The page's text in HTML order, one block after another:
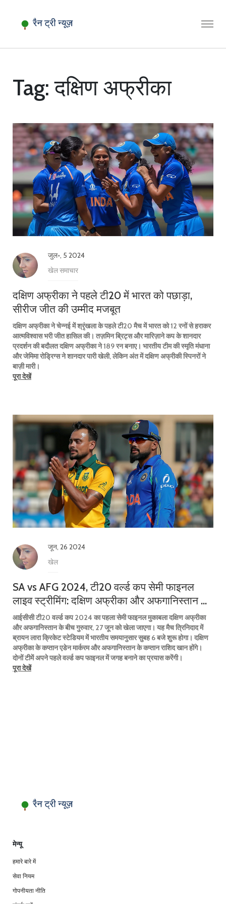
Tag: दक्षिण अफ्रीका
जुल॰, 5 2024
खेल समाचार
दक्षिण अफ्रीका ने पहले टी20 में भारत को पछाड़ा,
सीरीज जीत की उम्मीद मजबूत
दक्षिण अफ्रीका ने चेन्नई में श्रृंखला के पहले टी20 मैच में भारत को 12 रनों से हराकर
आत्मविश्वास भरी जीत हासिल की। तज़मिन ब्रिट्स और मारिज़ाने कप के शानदार
प्रदर्शन की बदौलत दक्षिण अफ्रीका ने 189 रन बनाए। भारतीय टीम की स्मृति मंधाना
और जेमिमा रोड्रिग्स ने शानदार पारी खेली, लेकिन अंत में दक्षिण अफ्रीकी स्पिनरों ने
बाज़ी मारी।
पूरा देखें
जून, 26 2024
खेल
SA vs AFG 2024, टी20 वर्ल्ड कप सेमी फाइनल
लाइव स्ट्रीमिंग: दक्षिण अफ्रीका और अफगानिस्तान का
मुकाबला कहाँ देखें?
आईसीसी टी20 वर्ल्ड कप 2024 का पहला सेमी फाइनल मुकाबला दक्षिण अफ्रीका
और अफगानिस्तान के बीच गुरुवार, 27 जून को खेला जाएगा। यह मैच त्रिनिदाद में
ब्रायन लारा क्रिकेट स्टेडियम में भारतीय समयानुसार सुबह 6 बजे शुरू होगा। दक्षिण
अफ्रीका के कप्तान एडेन मार्करम और अफगानिस्तान के कप्तान राशिद खान होंगे।
दोनों टीमें अपने पहले वर्ल्ड कप फाइनल में जगह बनाने का प्रयास करेंगी।
पूरा देखें
मेन्यू
हमारे बारे में
सेवा नियम
गोपनीयता नीति